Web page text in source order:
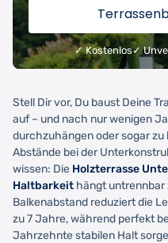
✓ Kostenlos✓
Stell Dir vor, Du baust Deine
auf – und nach nur wenigen
durchzuhängen oder sogar
Abstände bei der
wissen: Die Holzterrasse
Haltbarkeit hängt untrennbar
Balkenabstand reduziert die
zu 7 Jahre, während perfekt
Jahrzehnte stabilen Halt